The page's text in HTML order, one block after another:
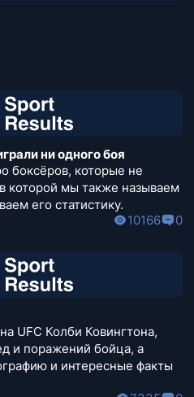
ни одного боя
боксёров, которые не
которой мы также называем
его статистику.
10166 0
UFC Колби Ковингтона,
и поражений бойца, а
и интересные факты